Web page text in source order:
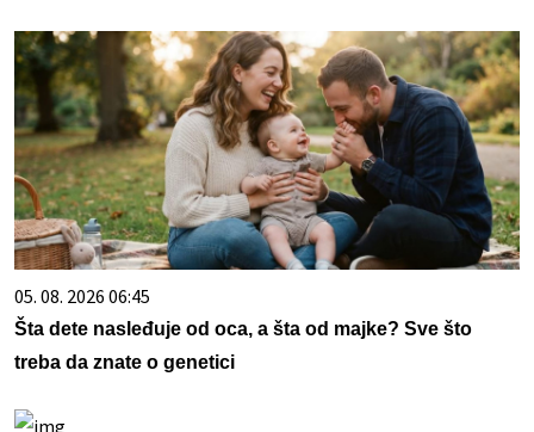
05. 08. 2026 06:45
Šta dete nasleđuje od oca, a šta od majke? Sve što
treba da znate o genetici